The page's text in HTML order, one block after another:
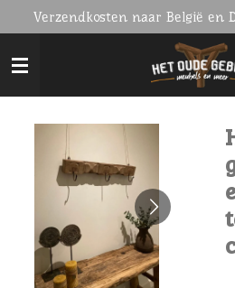
direct
naar
de
hoofdinhoud
Verzendkosten naar België en